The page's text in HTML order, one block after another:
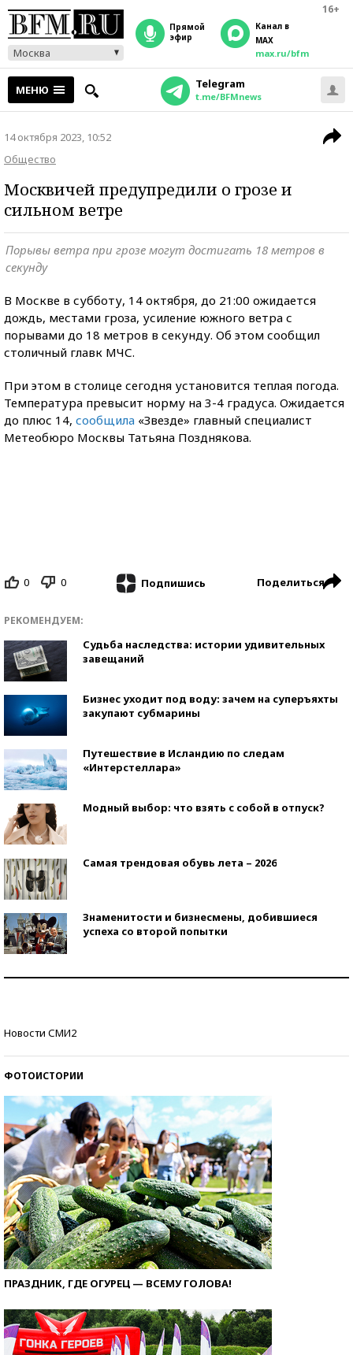
16+
Москва
прямой
эфир
Канал в
MAX
max.ru/bfm
МЕНЮ Telegram
t.me/BFMnews
14 октября 2023, 10:52
Общество
Москвичей предупредили о грозе и
сильном ветре
Порывы ветра при грозе могут достигать 18 метров в
секунду
В Москве в субботу, 14 октября, до 21:00 ожидается
дождь, местами гроза, усиление южного ветра с
порывами до 18 метров в секунду. Об этом сообщил
столичный главк МЧС.
При этом в столице сегодня установится теплая погода.
Температура превысит норму на 3-4 градуса. Ожидается
до плюс 14, сообщила «Звезде» главный специалист
Метеобюро Москвы Татьяна Позднякова.
0 0 Подпишись Поделиться
РЕКОМЕНДУЕМ:
Судьба наследства: истории удивительных
завещаний
Бизнес уходит под воду: зачем на суперъяхты
закупают субмарины
Путешествие в Исландию по следам
«Интерстеллара»
Модный выбор: что взять с собой в отпуск?
Самая трендовая обувь лета – 2026
Знаменитости и бизнесмены, добившиеся
успеха со второй попытки
Новости СМИ2
ФОТОИСТОРИИ
ПРАЗДНИК, ГДЕ ОГУРЕЦ — ВСЕМУ ГОЛОВА!